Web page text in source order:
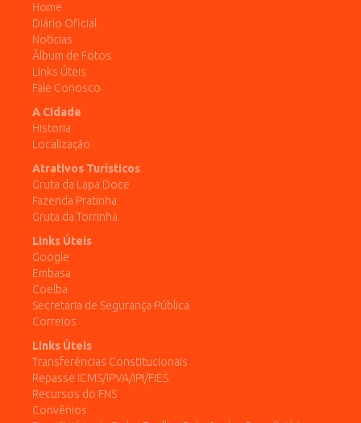
Home
Diário Oficial
Notícias
Álbum de Fotos
Links Úteis
Fale Conosco
A Cidade
Historia
Localização
Atrativos Turísticos
Gruta da Lapa Doce
Fazenda Pratinha
Gruta da Torrinha
Links Úteis
Google
Embasa
Coelba
Secretaria de Segurança Pública
Correios
Links Úteis
Transferências Constitucionais
Repasse ICMS/IPVA/IPI/FIES
Recursos do FNS
Convênios